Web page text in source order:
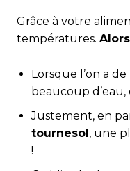
Grâce à votre
températures.
Lorsque l’on a
beaucoup
Justement, en
tournesol, une
!